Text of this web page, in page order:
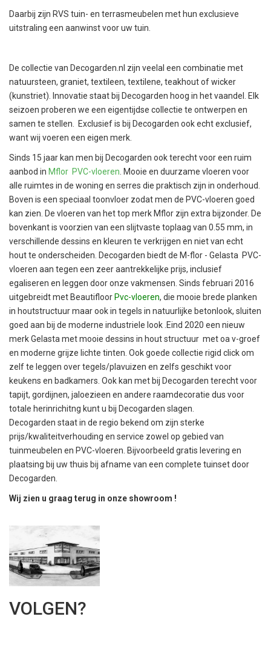
Daarbij zijn RVS tuin- en terrasmeubelen met hun exclusieve
uitstraling een aanwinst voor uw tuin.
De collectie van Decogarden.nl zijn veelal een combinatie met
natuursteen, graniet, textileen, textilene, teakhout of wicker
(kunstriet). Innovatie staat bij Decogarden hoog in het vaandel. Elk
seizoen proberen we een eigentijdse collectie te ontwerpen en
samen te stellen. Exclusief is bij Decogarden ook echt exclusief,
want wij voeren een eigen merk.
Sinds 15 jaar kan men bij Decogarden ook terecht voor een ruim
aanbod in Mflor PVC-vloeren . Mooie en duurzame vloeren voor
alle ruimtes in de woning en serres die praktisch zijn in onderhoud.
Boven is een speciaal toonvloer zodat men de PVC-vloeren goed
kan zien. De vloeren van het top merk Mflor zijn extra bijzonder. De
bovenkant is voorzien van een slijtvaste toplaag van 0.55 mm, in
verschillende dessins en kleuren te verkrijgen en niet van echt
hout te onderscheiden. Decogarden biedt de M-flor - Gelasta PVC-
vloeren aan tegen een zeer aantrekkelijke prijs, inclusief
egaliseren en leggen door onze vakmensen. Sinds februari 2016
uitgebreidt met Beautifloor Pvc-vloeren, die mooie brede planken
in houtstructuur maar ook in tegels in natuurlijke betonlook, sluiten
goed aan bij de moderne industriele look .Eind 2020 een nieuw
merk Gelasta met mooie dessins in hout structuur met oa v-groef
en moderne grijze lichte tinten. Ook goede collectie rigid click om
zelf te leggen over tegels/plavuizen en zelfs geschikt voor
keukens en badkamers. Ook kan met bij Decogarden terecht voor
tapijt, gordijnen, jaloezieen en andere raamdecoratie dus voor
totale herinrichitng kunt u bij Decogarden slagen.
Decogarden staat in de regio bekend om zijn sterke
prijs/kwaliteitverhouding en service zowel op gebied van
tuinmeubelen en PVC-vloeren. Bijvoorbeeld gratis levering en
plaatsing bij uw thuis bij afname van een complete tuinset door
Decogarden.
Wij zien u graag terug in onze showroom !
VOLGEN?